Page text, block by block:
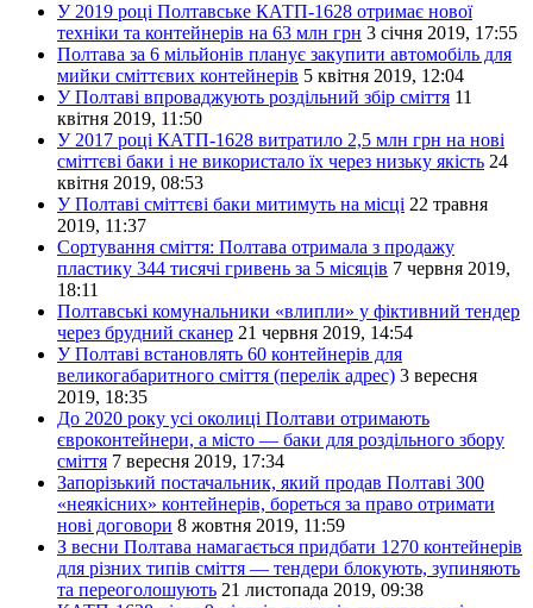
У 2019 році Полтавське КАТП-1628 отримає нової
техніки та контейнерів на 63 млн грн 3 січня 2019, 17:55
Полтава за 6 мільйонів планує закупити автомобіль для
мийки сміттєвих контейнерів 5 квітня 2019, 12:04
У Полтаві впроваджують роздільний збір сміття 11
квітня 2019, 11:50
У 2017 році КАТП-1628 витратило 2,5 млн грн на нові
сміттєві баки і не використало їх через низьку якість 24
квітня 2019, 08:53
У Полтаві сміттєві баки митимуть на місці 22 травня
2019, 11:37
Сортування сміття: Полтава отримала з продажу
пластику 344 тисячі гривень за 5 місяців 7 червня 2019,
18:11
Полтавські комунальники «влипли» у фіктивний тендер
через брудний сканер 21 червня 2019, 14:54
У Полтаві встановлять 60 контейнерів для
великогабаритного сміття (перелік адрес) 3 вересня
2019, 18:35
До 2020 року усі околиці Полтави отримають
євроконтейнери, а місто — баки для роздільного збору
сміття 7 вересня 2019, 17:34
Запорізький постачальник, який продав Полтаві 300
«неякісних» контейнерів, бореться за право отримати
нові договори 8 жовтня 2019, 11:59
З весни Полтава намагається придбати 1270 контейнерів
для різних типів сміття — тендери блокують, зупиняють
та переоголошують 21 листопада 2019, 09:38